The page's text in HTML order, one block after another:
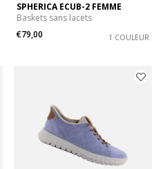
SPHERICA ECUB-2 FEMME
Baskets sans lacets
€79,00
1 COULEUR